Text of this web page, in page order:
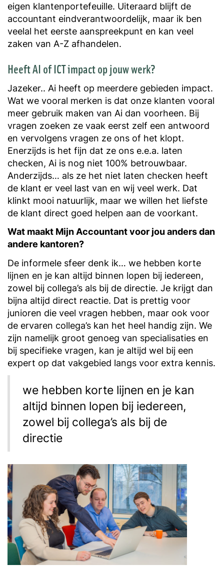
eigen klantenportefeuille. Uiteraard blijft de
accountant eindverantwoordelijk, maar ik ben
veelal het eerste aanspreekpunt en kan veel
zaken van A-Z afhandelen.
Heeft AI of ICT impact op jouw werk?
Jazeker.. Ai heeft op meerdere gebieden impact.
Wat we vooral merken is dat onze klanten vooral
meer gebruik maken van Ai dan voorheen. Bij
vragen zoeken ze vaak eerst zelf een antwoord
en vervolgens vragen ze ons of het klopt.
Enerzijds is het fijn dat ze ons e.e.a. laten
checken, Ai is nog niet 100% betrouwbaar.
Anderzijds… als ze het niet laten checken heeft
de klant er veel last van en wij veel werk. Dat
klinkt mooi natuurlijk, maar we willen het liefste
de klant direct goed helpen aan de voorkant.
Wat maakt Mijn Accountant voor jou anders dan
andere kantoren?
De informele sfeer denk ik… we hebben korte
lijnen en je kan altijd binnen lopen bij iedereen,
zowel bij collega’s als bij de directie. Je krijgt dan
bijna altijd direct reactie. Dat is prettig voor
junioren die veel vragen hebben, maar ook voor
de ervaren collega’s kan het heel handig zijn. We
zijn namelijk groot genoeg van specialisaties en
bij specifieke vragen, kan je altijd wel bij een
expert op dat vakgebied langs voor extra kennis.
we hebben korte lijnen en je kan
altijd binnen lopen bij iedereen,
zowel bij collega’s als bij de
directie